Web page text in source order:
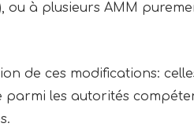
à plusieurs AMM
de ces modifications:
les autorités